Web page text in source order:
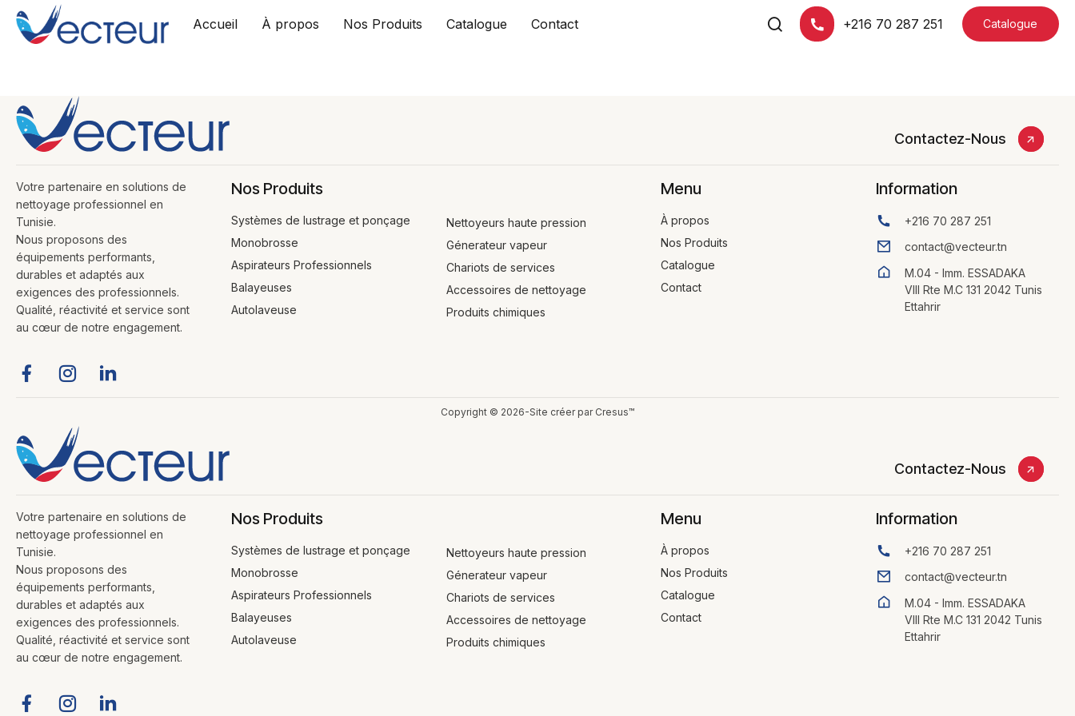
Skip
content
Accueil À propos Nos Produits Catalogue Contact +216 70 287 251 Catalogue
Contactez-Nous
Votre partenaire en solutions de
nettoyage professionnel en
Tunisie.
Nous proposons des
équipements performants,
durables et adaptés aux
exigences des professionnels.
Qualité, réactivité et service sont
au cœur de notre engagement.
Nos Produits
Systèmes de lustrage et ponçage
Monobrosse
Aspirateurs Professionnels
Balayeuses
Autolaveuse
Nettoyeurs haute pression
Génerateur vapeur
Chariots de services
Accessoires de nettoyage
Produits chimiques
Menu
À propos
Nos Produits
Catalogue
Contact
Information
+216 70 287 251
contact@vecteur.tn
M.04 - Imm. ESSADAKA
VIII Rte M.C 131 2042 Tunis
Ettahrir
Copyright © 2026-Site créer par Cresus™
Contactez-Nous
Votre partenaire en solutions de
nettoyage professionnel en
Tunisie.
Nous proposons des
équipements performants,
durables et adaptés aux
exigences des professionnels.
Qualité, réactivité et service sont
au cœur de notre engagement.
Nos Produits
Systèmes de lustrage et ponçage
Monobrosse
Aspirateurs Professionnels
Balayeuses
Autolaveuse
Nettoyeurs haute pression
Génerateur vapeur
Chariots de services
Accessoires de nettoyage
Produits chimiques
Menu
À propos
Nos Produits
Catalogue
Contact
Information
+216 70 287 251
contact@vecteur.tn
M.04 - Imm. ESSADAKA
VIII Rte M.C 131 2042 Tunis
Ettahrir